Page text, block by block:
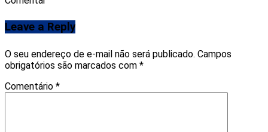
Leave a Reply
O seu endereço de e-mail não será publicado. Campos
obrigatórios são marcados com *
Comentário *